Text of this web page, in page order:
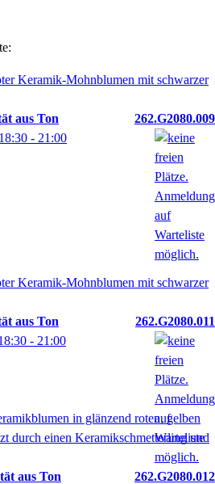
aus Ton
262.G2080.009
18:30 - 21:00
aus Ton
262.G2080.011
- 21:00
aus Ton
262.G2080.012